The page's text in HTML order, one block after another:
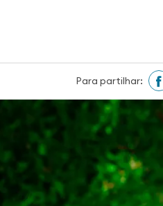
Para partilhar: